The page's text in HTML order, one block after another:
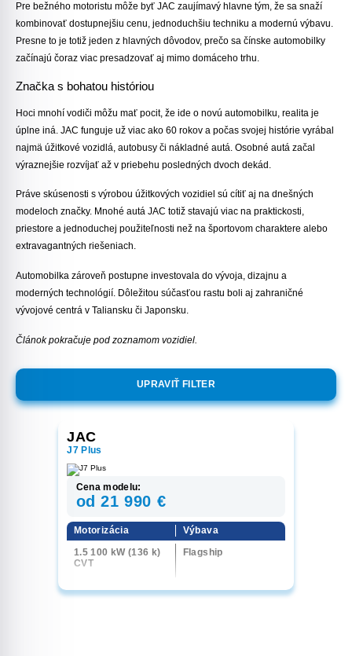
Pre bežného motoristu môže byť JAC zaujímavý hlavne tým, že sa snaží
kombinovať dostupnejšiu cenu, jednoduchšiu techniku a modernú výbavu.
Presne to je totiž jeden z hlavných dôvodov, prečo sa čínske automobilky
začínajú čoraz viac presadzovať aj mimo domáceho trhu.
Značka s bohatou históriou
Hoci mnohí vodiči môžu mať pocit, že ide o novú automobilku, realita je
úplne iná. JAC funguje už viac ako 60 rokov a počas svojej histórie vyrábal
najmä úžitkové vozidlá, autobusy či nákladné autá. Osobné autá začal
výraznejšie rozvíjať až v priebehu posledných dvoch dekád.
Práve skúsenosti s výrobou úžitkových vozidiel sú cítiť aj na dnešných
modeloch značky. Mnohé autá JAC totiž stavajú viac na praktickosti,
priestore a jednoduchej použiteľnosti než na športovom charaktere alebo
extravagantných riešeniach.
Automobilka zároveň postupne investovala do vývoja, dizajnu a
moderných technológií. Dôležitou súčasťou rastu boli aj zahraničné
vývojové centrá v Taliansku či Japonsku.
Článok pokračuje pod zoznamom vozidiel.
UPRAVIŤ FILTER
JAC
J7 Plus
Cena modelu:
od 21 990 €
Motorizácia
1.5 100 kW (136 k)
CVT
Výbava
Flagship